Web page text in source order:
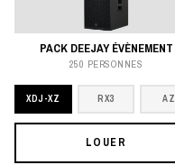
PACK DEEJAY ÉVÈNEMENT
250 PERSONNES
XDJ-XZ RX3 AZ
LOUER